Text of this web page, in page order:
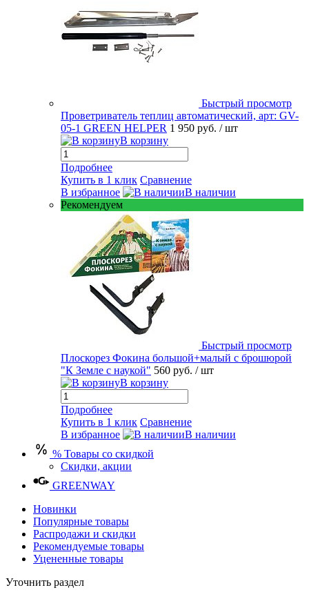
Быстрый просмотр
Проветриватель теплиц автоматический, арт: GV-
05-1 GREEN HELPER 1 950 руб. / шт
В корзину
Подробнее
Купить в 1 клик Сравнение
В избранное
В наличии
Рекомендуем
Быстрый просмотр
Плоскорез Фокина большой+малый с брошюрой
"К Земле с наукой" 560 руб. / шт
В корзину
Подробнее
Купить в 1 клик Сравнение
В избранное
В наличии
% Товары со скидкой
Скидки, акции
GREENWAY
Новинки
Популярные товары
Распродажи и скидки
Рекомендуемые товары
Уцененные товары
Уточнить раздел